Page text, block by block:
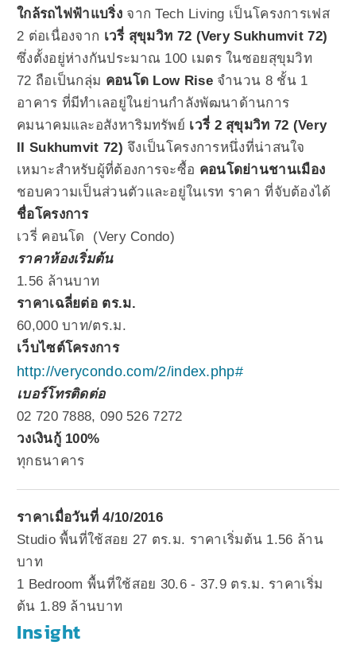
ใกล้รถไฟฟ้าแบริ่งจาก Tech Living เป็นโครงการเฟส
2 ต่อเนื่องจาก เวรี่ สุขุมวิท 72 (Very Sukhumvit 72)
ซึ่งตั้งอยู่ห่างกันประมาณ 100 เมตร ในซอยสุขุมวิท
72 ถือเป็นกลุ่ม คอนโด Low Riseจำนวน 8 ชั้น 1
อาคาร ที่มีทำเลอยู่ในย่านกำลังพัฒนาด้านการ
คมนาคมและอสังหาริมทรัพย์ เวรี่ 2 สุขุมวิท 72 (Very
II Sukhumvit 72) จึงเป็นโครงการหนึ่งที่น่าสนใจ
เหมาะสำหรับผู้ที่ต้องการจะซื้อ คอนโดย่านชานเมือง
ชอบความเป็นส่วนตัวและอยู่ในเรท ราคา ที่จับต้องได้
ชื่อโครงการ
เวรี่ คอนโด (Very Condo)
ราคาห้องเริ่มต้น
1.56 ล้านบาท
ราคาเฉลี่ยต่อ ตร.ม.
60,000 บาท/ตร.ม.
เว็บไซต์โครงการ
http://verycondo.com/2/index.php#
เบอร์โทรติดต่อ
02 720 7888, 090 526 7272
วงเงินกู้ 100%
ทุกธนาคาร
ราคาเมื่อวันที่ 4/10/2016
Studio พื้นที่ใช้สอย 27 ตร.ม. ราคาเริ่มต้น 1.56 ล้าน
บาท
1 Bedroom พื้นที่ใช้สอย 30.6 - 37.9 ตร.ม. ราคาเริ่ม
ต้น 1.89 ล้านบาท
Insight